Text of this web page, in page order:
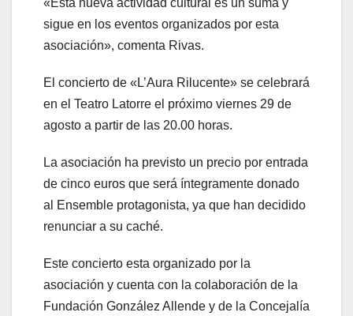
«Esta nueva actividad cultural es un suma y
sigue en los eventos organizados por esta
asociación», comenta Rivas.
El concierto de «L’Aura Rilucente» se celebrará
en el Teatro Latorre el próximo viernes 29 de
agosto a partir de las 20.00 horas.
La asociación ha previsto un precio por entrada
de cinco euros que será íntegramente donado
al Ensemble protagonista, ya que han decidido
renunciar a su caché.
Este concierto esta organizado por la
asociación y cuenta con la colaboración de la
Fundación González Allende y de la Concejalía